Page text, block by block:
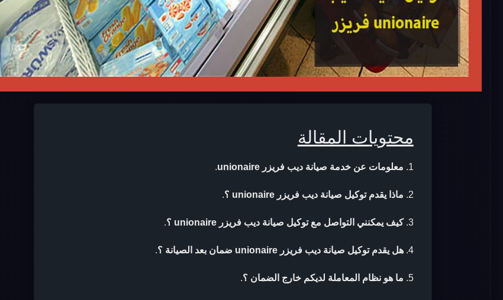
محتويات المقالة
معلومات عن خدمة صيانة ديب فريزر unionaire .
ماذا يقدم توكيل صيانة ديب فريزر unionaire ؟ .
كيف يمكنني التواصل مع توكيل صيانة ديب فريزر unionaire ؟ .
هل يقدم توكيل صيانة ديب فريزر unionaire ضمان بعد الصيانة ؟ .
ما هو نظام المعاملة لديكم خارج الضمان ؟.